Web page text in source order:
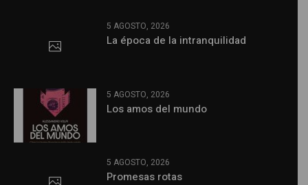
5 AGOSTO, 2026
La época de la intranquilidad
5 AGOSTO, 2026
Los amos del mundo
5 AGOSTO, 2026
Promesas rotas